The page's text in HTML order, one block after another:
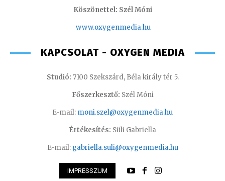
Köszönettel: Szél Móni
www.oxygenmedia.hu
KAPCSOLAT - OXYGEN MEDIA
Studió: 7100 Szekszárd, Béla király tér 5.
Főszerkesztő: Szél Móni
E-mail: moni.szel@oxygenmedia.hu
Értékesítés: Süli Gabriella
E-mail: gabriella.suli@oxygenmedia.hu
IMPRESSZUM